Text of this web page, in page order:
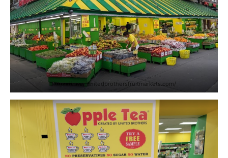
https://www.unitedbrothersfruitmarkets.com/